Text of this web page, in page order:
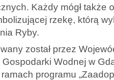
Każdy mógł także
rzekę, którą
Ryby.
został przez
Wodnej w
programu